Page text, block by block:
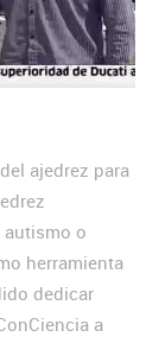
ajedrez para
autismo o
herramienta
dedicar
a